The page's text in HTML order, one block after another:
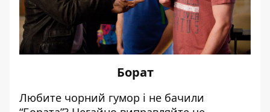
Борат
Любите чорний гумор і не бачили